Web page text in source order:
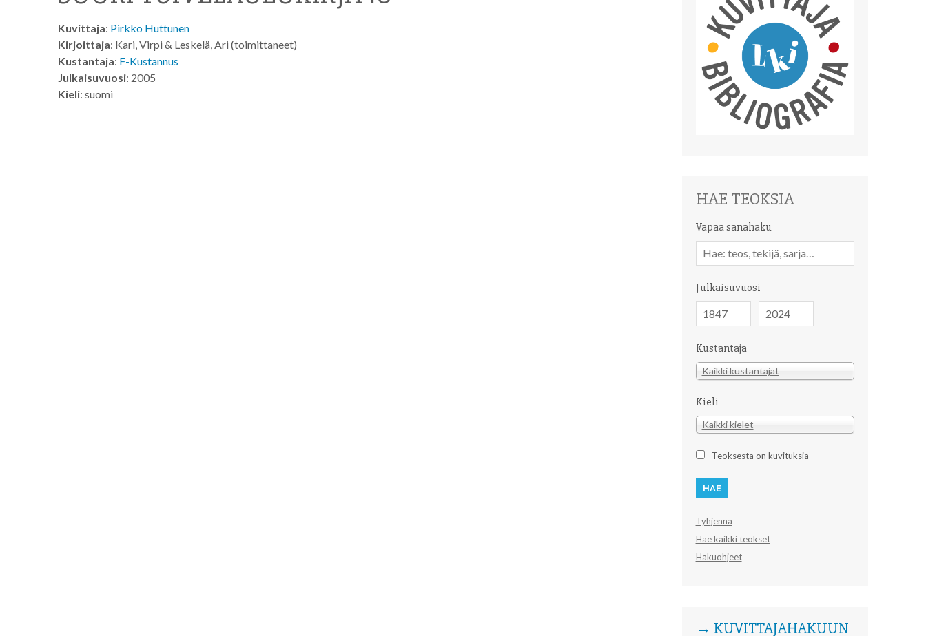
Kuvittaja: Pirkko Huttunen
Kirjoittaja: Kari, Virpi & Leskelä, Ari (toimittaneet)
Kustantaja: F-Kustannus
Julkaisuvuosi: 2005
Kieli: suomi
HAE TEOKSIA
Vapaa sanahaku
sanahaku
Julkaisuvuosi
-
Kustantaja
Kustantaja
Kaikki kustantajat
Kieli
Kieli
Kaikki kielet
Teoksesta on kuvituksia
Tyhjennä
Hae kaikki teokset
Hakuohjeet
→ KUVITTAJAHAKUUN